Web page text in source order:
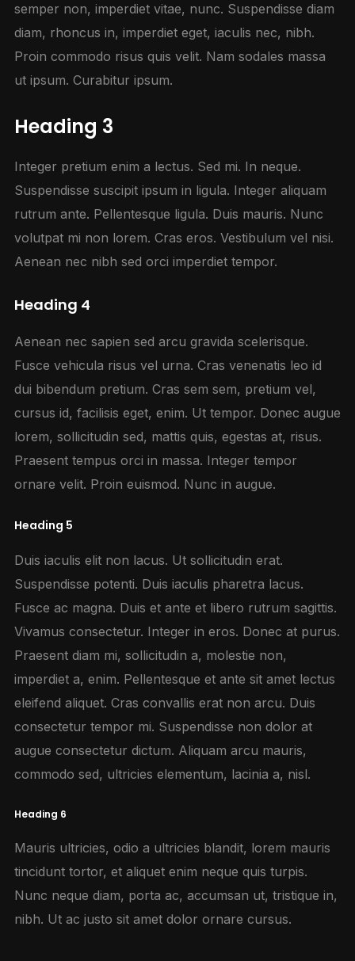
semper non, imperdiet vitae, nunc. Suspendisse diam
diam, rhoncus in, imperdiet eget, iaculis nec, nibh.
Proin commodo risus quis velit. Nam sodales massa
ut ipsum. Curabitur ipsum.
Heading 3
Integer pretium enim a lectus. Sed mi. In neque.
Suspendisse suscipit ipsum in ligula. Integer aliquam
rutrum ante. Pellentesque ligula. Duis mauris. Nunc
volutpat mi non lorem. Cras eros. Vestibulum vel nisi.
Aenean nec nibh sed orci imperdiet tempor.
Heading 4
Aenean nec sapien sed arcu gravida scelerisque.
Fusce vehicula risus vel urna. Cras venenatis leo id
dui bibendum pretium. Cras sem sem, pretium vel,
cursus id, facilisis eget, enim. Ut tempor. Donec augue
lorem, sollicitudin sed, mattis quis, egestas at, risus.
Praesent tempus orci in massa. Integer tempor
ornare velit. Proin euismod. Nunc in augue.
Heading 5
Duis iaculis elit non lacus. Ut sollicitudin erat.
Suspendisse potenti. Duis iaculis pharetra lacus.
Fusce ac magna. Duis et ante et libero rutrum sagittis.
Vivamus consectetur. Integer in eros. Donec at purus.
Praesent diam mi, sollicitudin a, molestie non,
imperdiet a, enim. Pellentesque et ante sit amet lectus
eleifend aliquet. Cras convallis erat non arcu. Duis
consectetur tempor mi. Suspendisse non dolor at
augue consectetur dictum. Aliquam arcu mauris,
commodo sed, ultricies elementum, lacinia a, nisl.
Heading 6
Mauris ultricies, odio a ultricies blandit, lorem mauris
tincidunt tortor, et aliquet enim neque quis turpis.
Nunc neque diam, porta ac, accumsan ut, tristique in,
nibh. Ut ac justo sit amet dolor ornare cursus.